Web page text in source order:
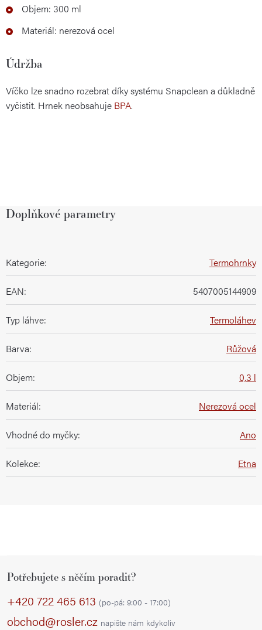
Objem: 300 ml
Materiál: nerezová ocel
Údržba
Víčko lze snadno rozebrat díky systému Snapclean a důkladně
vyčistit. Hrnek neobsahuje BPA.
Doplňkové parametry
Kategorie: Termohrnky
EAN: 5407005144909
Typ láhve: Termoláhev
Barva: Růžová
Objem: 0,3 l
Materiál: Nerezová ocel
Vhodné do myčky: Ano
Kolekce: Etna
Potřebujete s něčím poradit?
+420 722 465 613 (po-pá: 9:00 - 17:00)
obchod@rosler.cz napište nám kdykoliv